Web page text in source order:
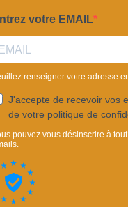
votre EMAIL
renseigner votre adresse
J'accepte de recevoir vos
de votre politique de
pouvez vous désinscrire à